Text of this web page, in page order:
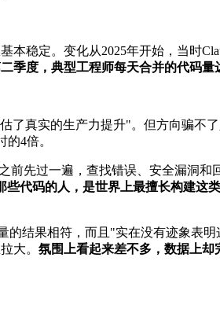
稳定。变化从2025年开始，当时
季度，典型工程师每天合并的代码量
真实的生产力提升"。但方向骗不
4倍。
前先过一遍，查找错误、安全漏洞
些代码的人，是世界上最擅长构建这
的结果相符，而且"实在没有迹象表
大。 氛围上看起来差不多，数据上却